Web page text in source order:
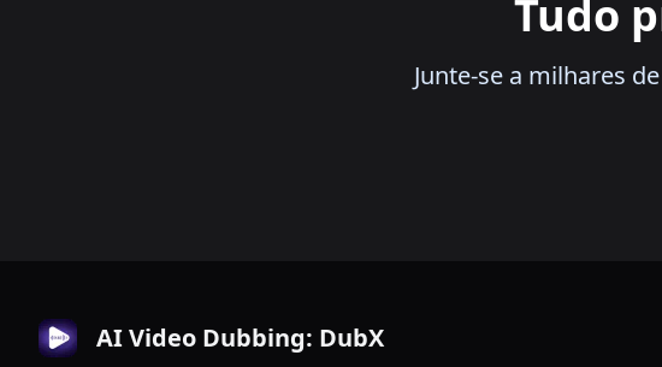
Tudo
Junte-se a milhares
AI Video Dubbing: DubX